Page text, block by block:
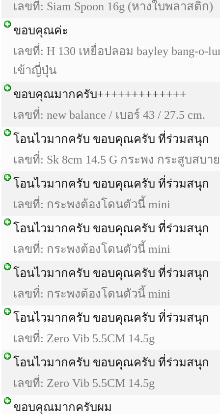
เลขที่: Siam Spoon 16g (หางใบพลาสติก)
ขอบคุณค่ะ
เลขที่: H 130 เหยื่อปลอม bayley bang-o-
เข้าญี่ปุ่น
ขอบคุณมากครับ+++++++++++++
เลขที่: new balance / เบอร์ 43 / 27.5 cm.
โอนไวมากครับ ขอบคุณครับ ที่ร่วมสนุก
เลขที่: Sk 8cm 14.5 G กระพง กระสูบสบา
โอนไวมากครับ ขอบคุณครับ ที่ร่วมสนุก
เลขที่: กระพงต้องโดนตัวนี้ mini
โอนไวมากครับ ขอบคุณครับ ที่ร่วมสนุก
เลขที่: กระพงต้องโดนตัวนี้ mini
โอนไวมากครับ ขอบคุณครับ ที่ร่วมสนุก
เลขที่: กระพงต้องโดนตัวนี้ mini
โอนไวมากครับ ขอบคุณครับ ที่ร่วมสนุก
เลขที่: Zero Vib 5.5CM 14.5g
โอนไวมากครับ ขอบคุณครับ ที่ร่วมสนุก
เลขที่: Zero Vib 5.5CM 14.5g
ขอบคุณมากครับผม